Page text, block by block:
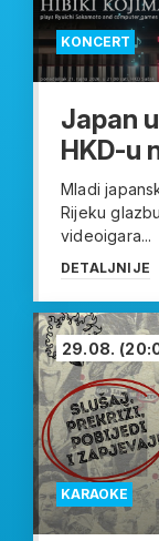
KONCERT
Japan
HKD-u
Mladi
Rijeku
videoigara...
DETALJNIJE
KARAOKE
29.08.